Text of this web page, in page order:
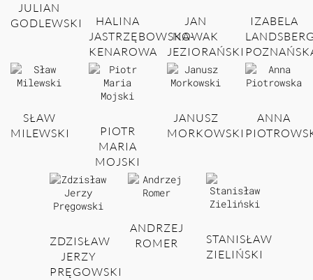
JULIAN
GODLEWSKI
HALINA
JASTRZĘBOWSKA-
KENAROWA
JAN
NOWAK
JEZIORAŃSKI
IZABELA
SŁAW
MILEWSKI
PIOTR
MARIA
MOJSKI
JANUSZ
MORKOWSKI
ANNA
ZDZISŁAW
JERZY
PRĘGOWSKI
ANDRZEJ
ROMER
STANISŁAW
ZIELIŃSKI